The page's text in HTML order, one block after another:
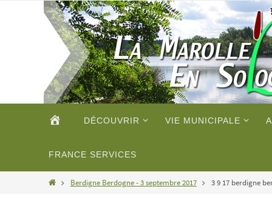
ACCUEILDÉCOUVRIR VIE MUNICIPALE
FRANCE SERVICES
HomeBerdigne Berdogne - 3 septembre 2017 3 9 17 berdigne